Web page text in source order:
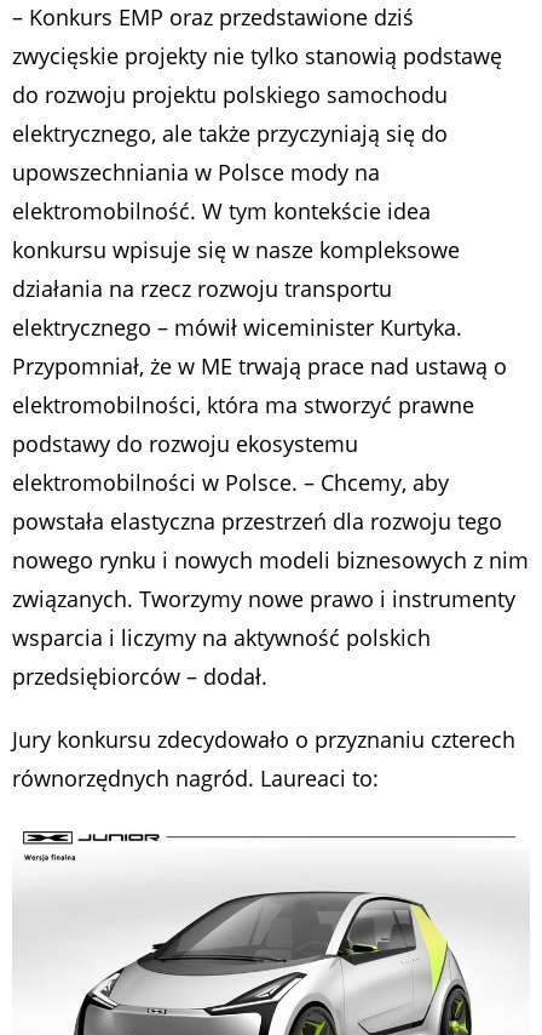
– Konkurs EMP oraz przedstawione dziś
zwycięskie projekty nie tylko stanowią podstawę
do rozwoju projektu polskiego samochodu
elektrycznego, ale także przyczyniają się do
upowszechniania w Polsce mody na
elektromobilność. W tym kontekście idea
konkursu wpisuje się w nasze kompleksowe
działania na rzecz rozwoju transportu
elektrycznego – mówił wiceminister Kurtyka.
Przypomniał, że w ME trwają prace nad ustawą o
elektromobilności, która ma stworzyć prawne
podstawy do rozwoju ekosystemu
elektromobilności w Polsce. – Chcemy, aby
powstała elastyczna przestrzeń dla rozwoju tego
nowego rynku i nowych modeli biznesowych z nim
związanych. Tworzymy nowe prawo i instrumenty
wsparcia i liczymy na aktywność polskich
przedsiębiorców – dodał.
Jury konkursu zdecydowało o przyznaniu czterech
równorzędnych nagród. Laureaci to: